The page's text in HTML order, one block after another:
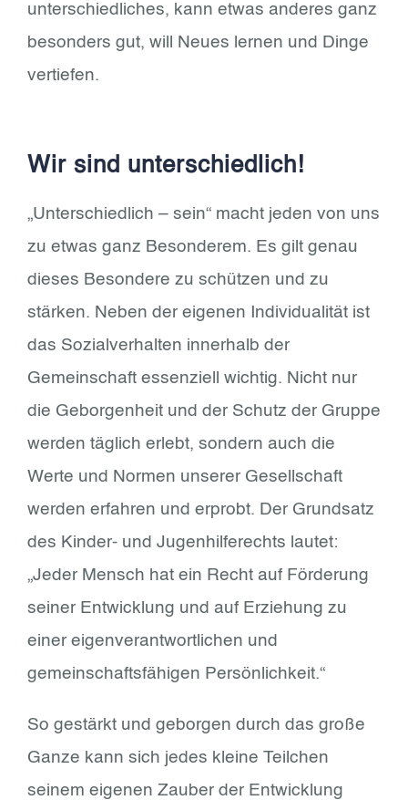
unterschiedliches, kann etwas anderes ganz
besonders gut, will Neues lernen und Dinge
vertiefen.
Wir sind unterschiedlich!
„Unterschiedlich – sein“ macht jeden von uns
zu etwas ganz Besonderem. Es gilt genau
dieses Besondere zu schützen und zu
stärken. Neben der eigenen Individualität ist
das Sozialverhalten innerhalb der
Gemeinschaft essenziell wichtig. Nicht nur
die Geborgenheit und der Schutz der Gruppe
werden täglich erlebt, sondern auch die
Werte und Normen unserer Gesellschaft
werden erfahren und erprobt. Der Grundsatz
des Kinder- und Jugenhilferechts lautet:
„Jeder Mensch hat ein Recht auf Förderung
seiner Entwicklung und auf Erziehung zu
einer eigenverantwortlichen und
gemeinschaftsfähigen Persönlichkeit.“
So gestärkt und geborgen durch das große
Ganze kann sich jedes kleine Teilchen
seinem eigenen Zauber der Entwicklung